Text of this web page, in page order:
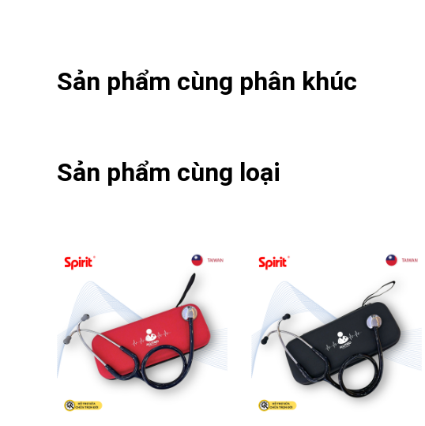
Sản phẩm cùng phân khúc
Sản phẩm cùng loại